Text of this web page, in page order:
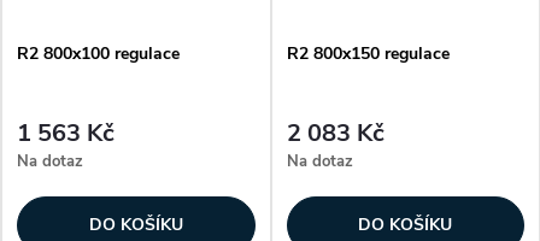
R2 800x100 regulace
1 563 Kč
Na dotaz
DO KOŠÍKU
R2 800x150 regulace
2 083 Kč
Na dotaz
DO KOŠÍKU